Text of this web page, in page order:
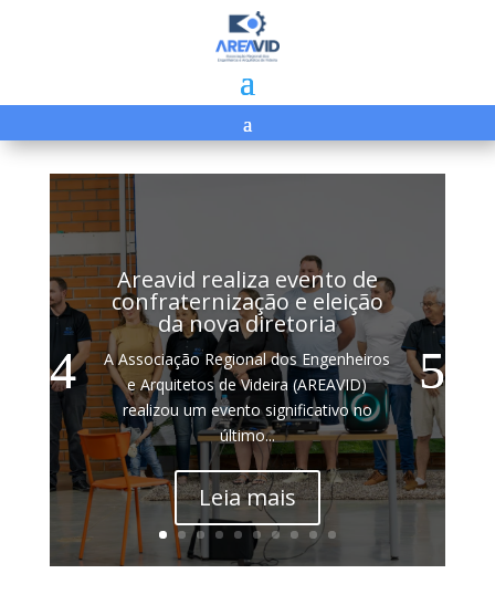
Areavid realiza evento de
confraternização e eleição
da nova diretoria
A Associação Regional dos Engenheiros
e Arquitetos de Videira (AREAVID)
realizou um evento significativo no
último...
Leia mais